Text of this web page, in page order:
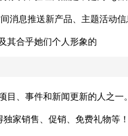
消息推送新产品、主题活动信
其合乎她们个人形象的
目、事件和新闻更新的人之一。
家销售、促销、免费礼物等！